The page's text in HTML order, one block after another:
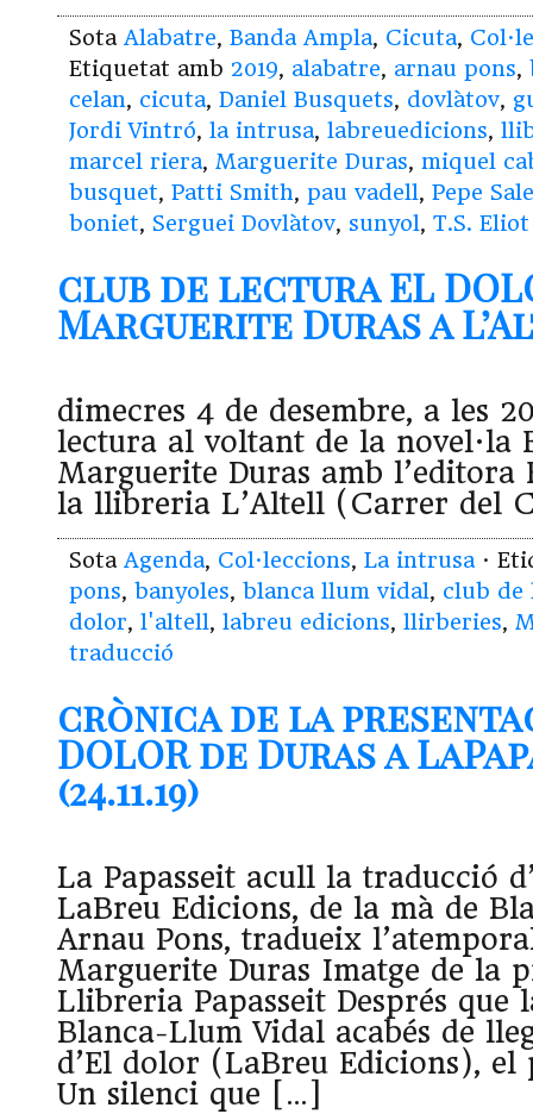
Sota Alabatre, Banda Ampla, Cicuta,
Etiquetat amb 2019, alabatre, arnau pons,
celan, cicuta, Daniel Busquets, dovlàtov,
Jordi Vintró, la intrusa, labreuedicions,
marcel riera, Marguerite Duras, miquel
busquet, Patti Smith, pau vadell, Pepe
boniet, Serguei Dovlàtov, sunyol, T.S. Eliot
club de lectura EL
Marguerite Duras a
dimecres 4 de desembre, a les
lectura al voltant de la novel·la
Marguerite Duras amb
la llibreria L’Altell (Carrer del
Sota Agenda, Col·leccions, La intrusa ·
pons, banyoles, blanca llum vidal, club de
dolor, l'altell, labreu edicions, llirberies,
traducció
crònica de la
DOLOR de Duras a
(24.11.19)
La Papasseit acull la traducció
LaBreu Edicions, de la mà de
Arnau Pons, tradueix
Marguerite Duras Imatge de la
Llibreria Papasseit Després que
Blanca-Llum Vidal acabés de
d’El dolor (LaBreu Edicions), el
Un silenci que […]